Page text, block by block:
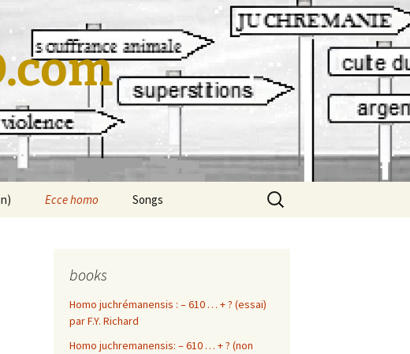
Ecce homo Songs
franck-yvon richard
Polar
Rechercher :
books
Homo juchrémanensis : – 610 … + ? (essai)
par F.Y. Richard
Homo juchremanensis: – 610 … + ? (non